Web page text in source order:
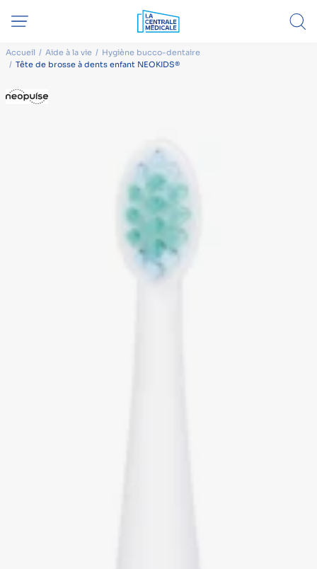
Accueil Aide à la vie
Hygiène bucco-dentaire
Tête de brosse à dents enfant NEOKIDS®